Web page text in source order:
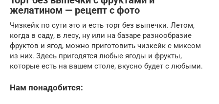
желатином — рецепт с фото
Чизкейк по сути это и есть торт без выпечки. Летом,
когда в саду, в лесу, ну или на базаре разнообразие
фруктов и ягод, можно приготовить чизкейк с миксом
из них. Здесь пригодятся любые ягоды и фрукты,
которые есть на вашем столе, вкусно будет с любыми.
Нам понадобится: